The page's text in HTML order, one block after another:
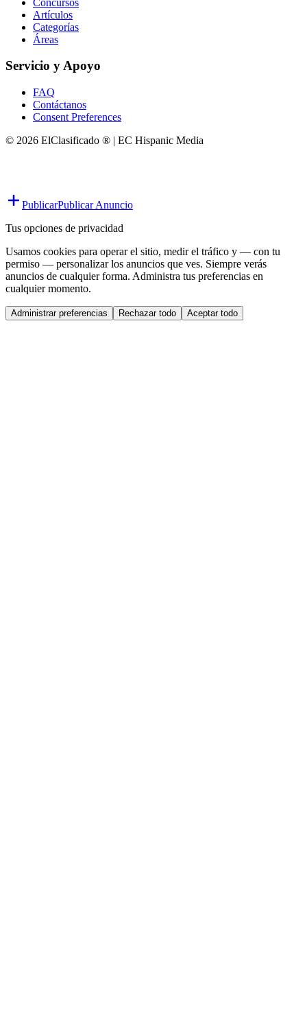
Artículos
Categorías
Áreas
Servicio y Apoyo
FAQ
Contáctanos
Consent Preferences
© 2026 ElClasificado ® | EC Hispanic Media
PublicarPublicar Anuncio
Tus opciones de privacidad
Usamos cookies para operar el sitio, medir el tráfico y — con tu
permiso — personalizar los anuncios que ves. Siempre verás
anuncios de cualquier forma. Administra tus preferencias en
cualquier momento.
Administrar preferencias Rechazar todo Aceptar todo